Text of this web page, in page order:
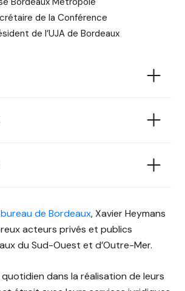
de la Conférence
de l’UJA de Bordeaux
bureau de Bordeaux, Xavier Heymans
acteurs privés et publics
du Sud-Ouest et d’Outre-Mer.
quotidien dans la réalisation de leurs